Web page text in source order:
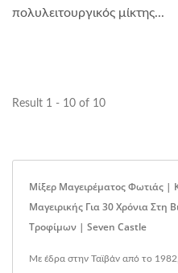
πολυλειτουργικός μίκτης...
Result 1 - 10 of 10
Μίξερ Μαγειρέματος Φωτιάς |
Μαγειρικής Για 30 Χρόνια Στη
Τροφίμων | Seven Castle
Με έδρα στην Ταϊβάν από το